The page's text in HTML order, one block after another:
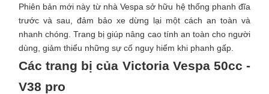
Phiên bản mới này từ nhà Vespa sở hữu hệ thống phanh đĩa
trước và sau, đảm bảo xe dừng lại một cách an toàn và
nhanh chóng. Trang bị giúp nâng cao tính an toàn cho người
dùng, giảm thiểu những sự cố nguy hiểm khi phanh gấp.
Các trang bị của Victoria Vespa 50cc -
V38 pro